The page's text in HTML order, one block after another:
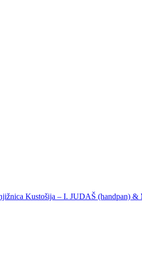
Kustošija – I. JUDAŠ (handpan)